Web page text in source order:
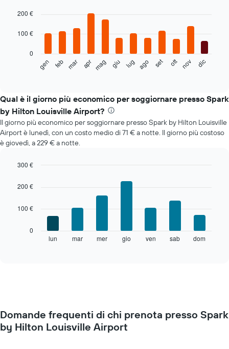
chart
bars.
seguente
il
prezzo
medio
di
una
camera
mese
grafico
asse
Y
a
graphic.
gen feb mar apr mag giu lug ago set ott nov dic
0
100 €
200 €
Qual è il giorno più economico per soggiornare presso Spark
by Hilton Louisville Airport?
Il giorno più economico per soggiornare presso Spark by Hilton Louisville
Airport è lunedì, con un costo medio di 71 € a notte. Il giorno più costoso
è giovedì, a 229 € a notte.
chart
bars.
camera
per
graphic.
lun mar mer gio ven sab dom
0
100 €
200 €
300 €
Domande frequenti di chi prenota presso Spark
by Hilton Louisville Airport